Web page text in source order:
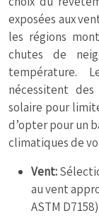
exposées aux
les régions
chutes de
température.
nécessitent
solaire pour
d’opter pour un
climatiques de
Vent:
au vent
ASTM